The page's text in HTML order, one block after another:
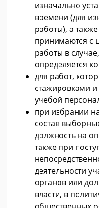
изначально
времени (для
работы), а
принимаются с
работы в
определяется
для работ,
стажировками
учебой
при избрании
состав
должность на
также при
деятельности
органов или
власти, в
общественных